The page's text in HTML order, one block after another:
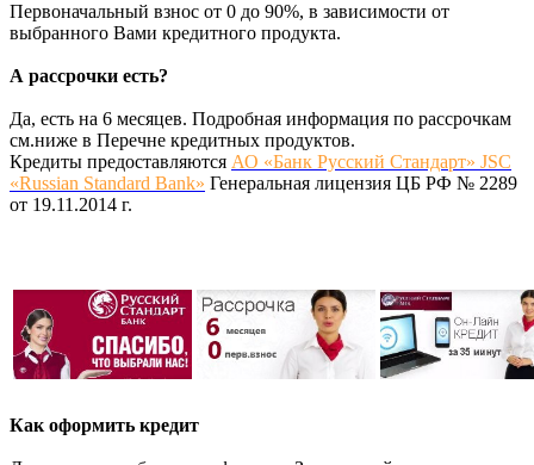
Первоначальный взнос от 0 до 90%, в зависимости от
выбранного Вами кредитного продукта.
А рассрочки есть?
Да, есть на 6 месяцев. Подробная информация по рассрочкам
см.ниже в Перечне кредитных продуктов.
Кредиты предоставляются АО «Банк Русский Стандарт» JSC
«Russian Standard Bank» Генеральная лицензия ЦБ РФ № 2289
от 19.11.2014 г.
Как оформить кредит